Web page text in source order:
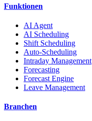
Funktionen
AI Agent
AI Scheduling
Shift Scheduling
Auto-Scheduling
Intraday Management
Forecasting
Forecast Engine
Leave Management
Branchen